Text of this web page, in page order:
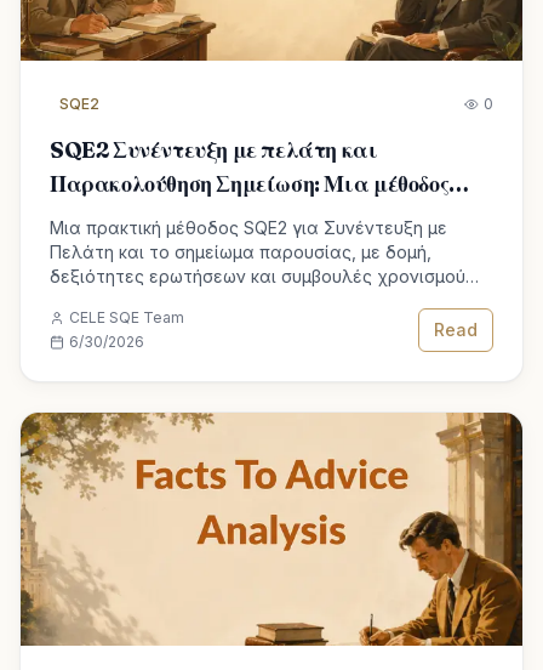
SQE2 0
SQE2 Συνέντευξη με πελάτη και
Παρακολούθηση Σημείωση: Μια μέθοδος
νίκης
Μια πρακτική μέθοδος SQE2 για Συνέντευξη με
Πελάτη και το σημείωμα παρουσίας, με δομή,
δεξιότητες ερωτήσεων και συμβουλές χρονισμού
CELE SQE Team
6/30/2026
Read